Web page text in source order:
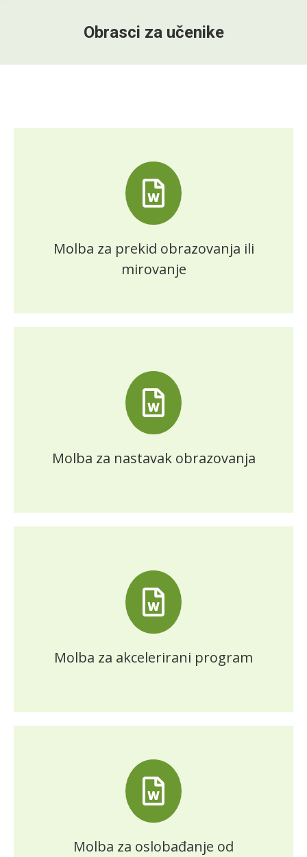
Obrasci za učenike
Molba za prekid obrazovanja ili
mirovanje
Molba za nastavak obrazovanja
Molba za akcelerirani program
Molba za oslobađanje od